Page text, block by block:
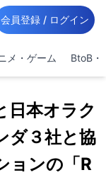
会員登録 / ログイン
メ・ゲーム BtoB・
日本オラク
ダ３社と協
ョンの「R